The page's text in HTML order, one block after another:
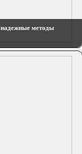
надежные методы